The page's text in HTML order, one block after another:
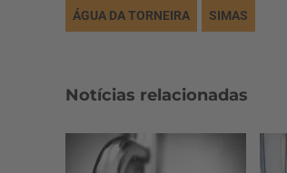
ÁGUA DA TORNEIRA SIMAS
Notícias relacionadas